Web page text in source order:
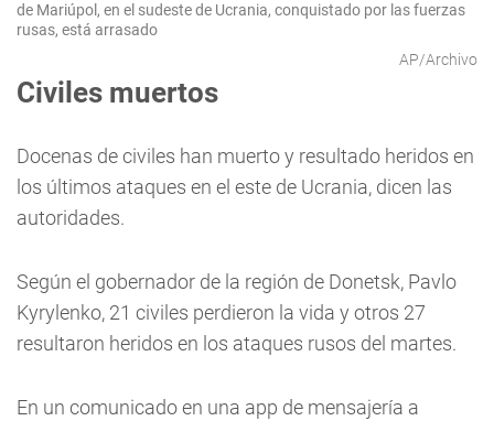
de Mariúpol, en el sudeste de Ucrania, conquistado por las fuerzas
rusas, está arrasado
AP/Archivo
Civiles muertos
Docenas de civiles han muerto y resultado heridos en
los últimos ataques en el este de Ucrania, dicen las
autoridades.
Según el gobernador de la región de Donetsk, Pavlo
Kyrylenko, 21 civiles perdieron la vida y otros 27
resultaron heridos en los ataques rusos del martes.
En un comunicado en una app de mensajería a